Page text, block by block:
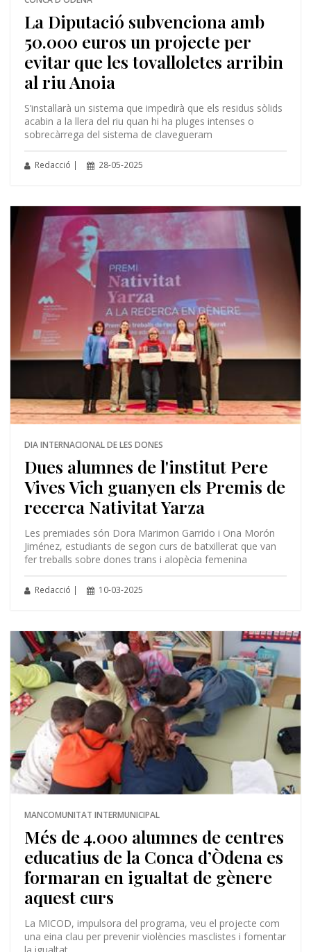
La Diputació subvenciona amb
50.000 euros un projecte per
evitar que les tovalloletes arribin
al riu Anoia
S’instal·larà un sistema que impedirà que els residus sòlids
acabin a la llera del riu quan hi ha pluges intenses o
sobrecàrrega del sistema de clavegueram
Redacció | 28-05-2025
DIA INTERNACIONAL DE LES DONES
Dues alumnes de l'institut Pere
Vives Vich guanyen els Premis de
recerca Nativitat Yarza
Les premiades són Dora Marimon Garrido i Ona Morón
Jiménez, estudiants de segon curs de batxillerat que van
fer treballs sobre dones trans i alopècia femenina
Redacció | 10-03-2025
MANCOMUNITAT INTERMUNICIPAL
Més de 4.000 alumnes de centres
educatius de la Conca d’Òdena es
formaran en igualtat de gènere
aquest curs
La MICOD, impulsora del programa, veu el projecte com
una eina clau per prevenir violències masclistes i fomentar